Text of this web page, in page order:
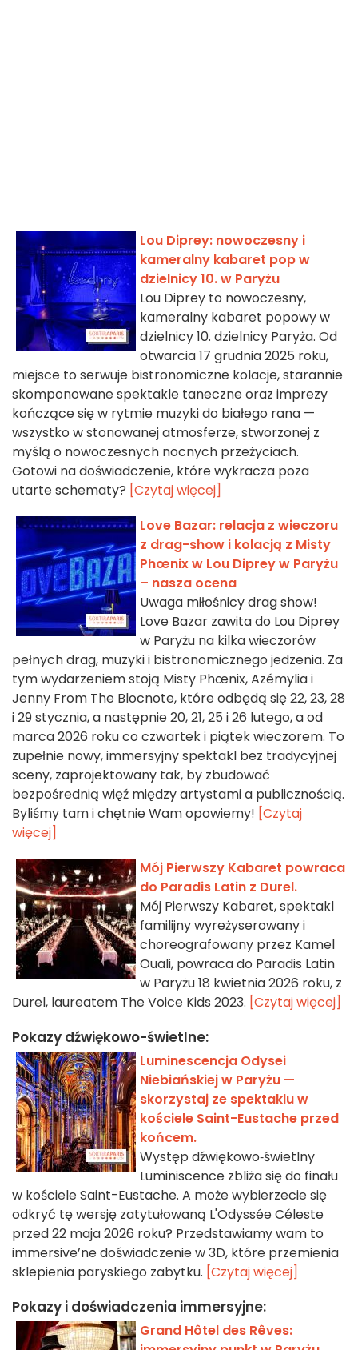
Lou Diprey: nowoczesny i
kameralny kabaret pop w
dzielnicy 10. w Paryżu
Lou Diprey to nowoczesny,
kameralny kabaret popowy w
dzielnicy 10. dzielnicy Paryża. Od
otwarcia 17 grudnia 2025 roku,
miejsce to serwuje bistronomiczne kolacje, starannie
skomponowane spektakle taneczne oraz imprezy
kończące się w rytmie muzyki do białego rana —
wszystko w stonowanej atmosferze, stworzonej z
myślą o nowoczesnych nocnych przeżyciach.
Gotowi na doświadczenie, które wykracza poza
utarte schematy? [Czytaj więcej]
Love Bazar: relacja z wieczoru
z drag-show i kolacją z Misty
Phœnix w Lou Diprey w Paryżu
– nasza ocena
Uwaga miłośnicy drag show!
Love Bazar zawita do Lou Diprey
w Paryżu na kilka wieczorów
pełnych drag, muzyki i bistronomicznego jedzenia. Za
tym wydarzeniem stoją Misty Phœnix, Azémylia i
Jenny From The Blocnote, które odbędą się 22, 23, 28
i 29 stycznia, a następnie 20, 21, 25 i 26 lutego, a od
marca 2026 roku co czwartek i piątek wieczorem. To
zupełnie nowy, immersyjny spektakl bez tradycyjnej
sceny, zaprojektowany tak, by zbudować
bezpośrednią więź między artystami a publicznością.
Byliśmy tam i chętnie Wam opowiemy! [Czytaj
więcej]
Mój Pierwszy Kabaret powraca
do Paradis Latin z Durel.
Mój Pierwszy Kabaret, spektakl
familijny wyreżyserowany i
choreografowany przez Kamel
Ouali, powraca do Paradis Latin
w Paryżu 18 kwietnia 2026 roku, z
Durel, laureatem The Voice Kids 2023. [Czytaj więcej]
Pokazy dźwiękowo-świetlne:
Luminescencja Odysei
Niebiańskiej w Paryżu —
skorzystaj ze spektaklu w
kościele Saint-Eustache przed
końcem.
Występ dźwiękowo‑świetlny
Luminiscence zbliża się do finału
w kościele Saint-Eustache. A może wybierzecie się
odkryć tę wersję zatytułowaną L'Odyssée Céleste
przed 22 maja 2026 roku? Przedstawiamy wam to
immersive’ne doświadczenie w 3D, które przemienia
sklepienia paryskiego zabytku. [Czytaj więcej]
Pokazy i doświadczenia immersyjne:
Grand Hôtel des Rêves: